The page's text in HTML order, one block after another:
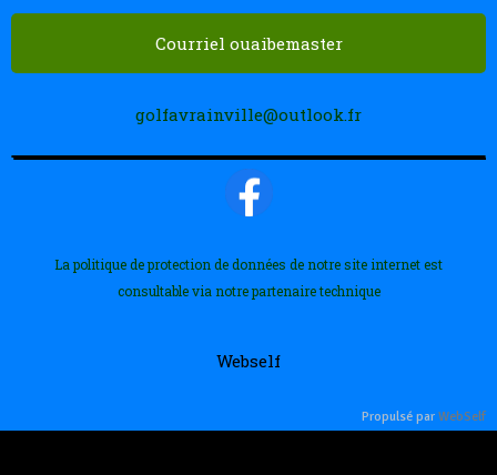
Courriel ouaibemaster
golfavrainville@outlook.fr
La politique de protection de données de notre site internet est
consultable via notre partenaire technique
Webself
Propulsé par WebSelf